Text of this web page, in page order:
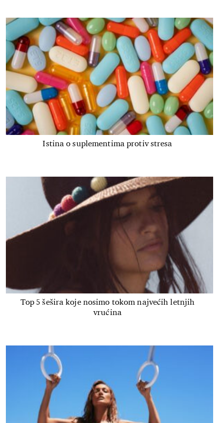
Istina o suplementima protiv stresa
Top 5 šešira koje nosimo tokom najvećih letnjih
vrućina